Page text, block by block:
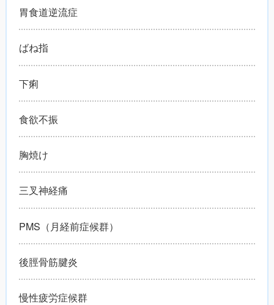
胃食道逆流症
ばね指
下痢
食欲不振
胸焼け
三叉神経痛
PMS（月経前症候群）
後脛骨筋腱炎
慢性疲労症候群